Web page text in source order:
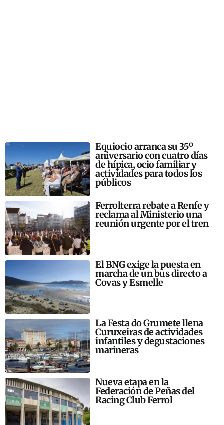
Equiocio arranca su 35º
aniversario con cuatro días
de hípica, ocio familiar y
actividades para todos los
públicos
Ferrolterra rebate a Renfe y
reclama al Ministerio una
reunión urgente por el tren
El BNG exige la puesta en
marcha de un bus directo a
Covas y Esmelle
La Festa do Grumete llena
Curuxeiras de actividades
infantiles y degustaciones
marineras
Nueva etapa en la
Federación de Peñas del
Racing Club Ferrol